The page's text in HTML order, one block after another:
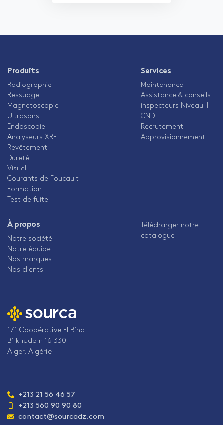
Produits
Radiographie
Ressuage
Magnétoscopie
Ultrasons
Endoscopie
Analyseurs XRF
Revêtement
Dureté
Visuel
Courants de Foucault
Formation
Test de fuite
Services
Maintenance
Assistance & conseils
inspecteurs Niveau III
CND
Recrutement
Approvisionnement
À propos
Notre société
Notre équipe
Nos marques
Nos clients
Télécharger notre
catalogue
171 Coopérative El Bina
Birkhadem 16 330
Alger, Algérie
Téléphone
+213 21 56 46 57
+213 560 90 90 80
Adresse
contact@sourcadz.com